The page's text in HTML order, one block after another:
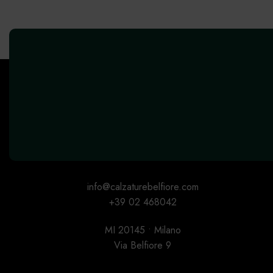
info@calzaturebelfiore.com
+39 02 468042
MI 20145 • Milano
Via Belfiore 9